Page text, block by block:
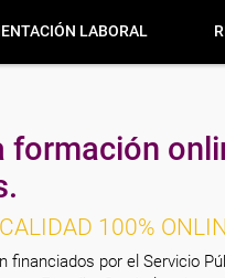
LABORAL
formación
100%
financiados por el Servicio